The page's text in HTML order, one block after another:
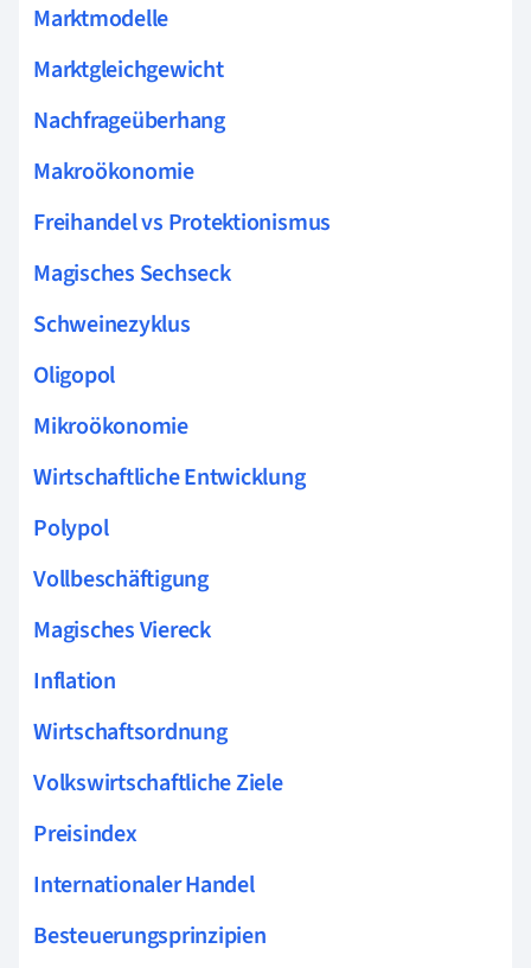
Marktmodelle
Marktgleichgewicht
Nachfrageüberhang
Makroökonomie
Freihandel vs Protektionismus
Magisches Sechseck
Schweinezyklus
Oligopol
Mikroökonomie
Wirtschaftliche Entwicklung
Polypol
Vollbeschäftigung
Magisches Viereck
Inflation
Wirtschaftsordnung
Volkswirtschaftliche Ziele
Preisindex
Internationaler Handel
Besteuerungsprinzipien